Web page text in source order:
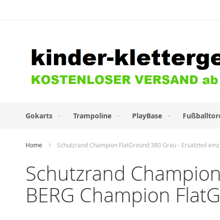
Gokarts Trampoline PlayBase
Home Schutzrand Champion FlatGround 380 Grau - Ersatzteil
Schutzrand
BERG Champion